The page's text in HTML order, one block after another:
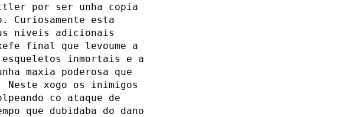
por ser unha copia
Curiosamente esta
niveis adicionais
final que levoume a
inmortais e a
maxia poderosa que
xogo os inimigos
co ataque de
que dubidaba do dano